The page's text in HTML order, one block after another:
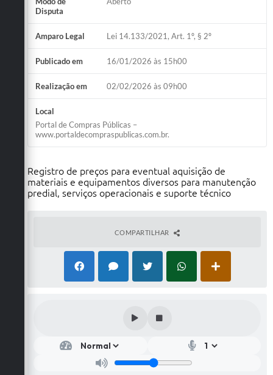
Disputa
Amparo Legal Lei 14.133/2021, Art. 1º, § 2º
Publicado em 16/01/2026 às 15h00
Realização em 02/02/2026 às 09h00
Local
Portal de Compras Públicas –
www.portaldecompraspublicas.com.br.
Registro de preços para eventual aquisição de
materiais e equipamentos diversos para manutenção
predial, serviços operacionais e suporte técnico
COMPARTILHAR